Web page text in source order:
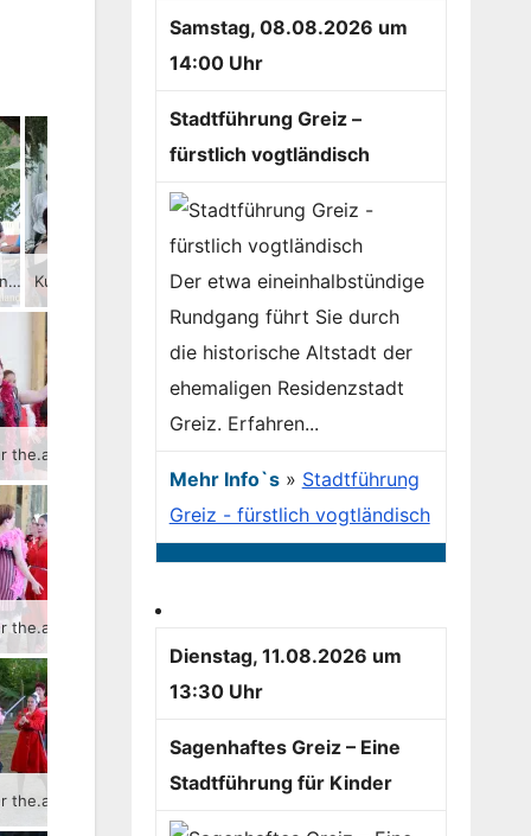
Am Einlass kommt keiner der Gäste ohne Karte vorbei. Kurz vor dem Beginn der Aufführung. Gaby und Steffi schauen vom oberen Schanzengarten herunter.
Samstag, 08.08.2026 um
14:00 Uhr
Stadtführung Greiz –
fürstlich vogtländisch
Der etwa eineinhalbstündige
Rundgang führt Sie durch
die historische Altstadt der
ehemaligen Residenzstadt
Greiz. Erfahren...
Mehr Info`s» Stadtführung
Greiz - fürstlich vogtländisch
Dienstag, 11.08.2026 um
13:30 Uhr
Sagenhaftes Greiz – Eine
Stadtführung für Kinder